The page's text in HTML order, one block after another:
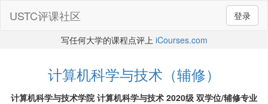
登录
USTC评课社区
写任何大学的课程点评上 iCourses.com
计算机科学与技术（辅修）
计算机科学与技术学院 计算机科学与技术 2020级 双学位/辅修专业